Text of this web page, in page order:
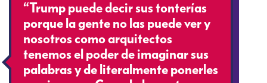
“Trump puede decir sus tonterías
porque la gente no las puede ver y
nosotros como arquitectos
tenemos el poder de imaginar sus
palabras y de literalmente ponerles